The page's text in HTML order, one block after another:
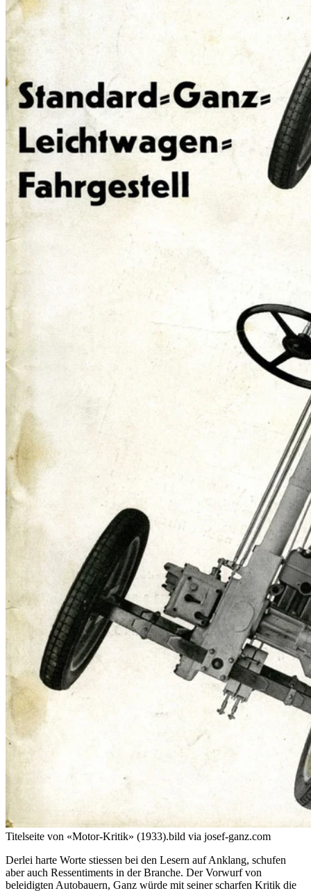
Titelseite von «Motor-Kritik» (1933).bild via josef-ganz.com
Derlei harte Worte stiessen bei den Lesern auf Anklang, schufen
aber auch Ressentiments in der Branche. Der Vorwurf von
beleidigten Autobauern, Ganz würde mit seiner scharfen Kritik die